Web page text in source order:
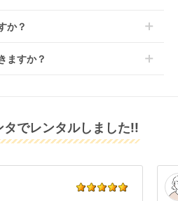
プリカ
円 〜
ショック ZC-720 チ
ャイルドシート コン
ビ(Combi)
レンタル
5,555円 〜
りご注文をキャンセルさせてい
なった場合には、代金は全額ご
。そのため、小さなキズや使用
障や大きなキズ、シミなどのリ
もご確認ください。
認ください。
応できかねますのであらかじめ
か？
ご注文時にご希望のお日にちに
ますか？
変更も商品発送前であれば変更
でレンタルしました!!